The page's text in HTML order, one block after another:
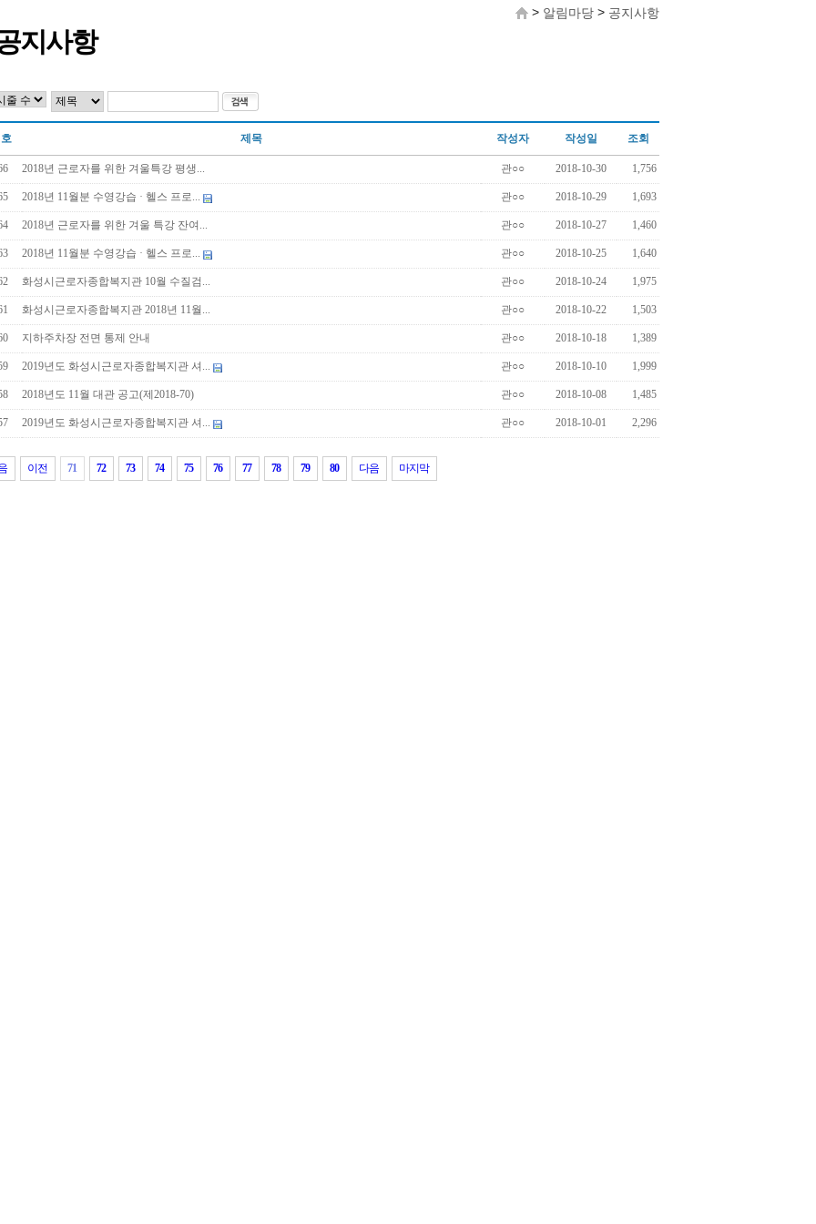
> 알림마당 > 공지사항
지사항
제목 작성자 작성일 조회
2018년 근로자를 위한 겨울특강 평생... 관○○ 2018-10-30 1,756
2018년 11월분 수영강습 · 헬스 프로... 관○○ 2018-10-29 1,693
2018년 근로자를 위한 겨울 특강 잔여... 관○○ 2018-10-27 1,460
2018년 11월분 수영강습 · 헬스 프로... 관○○ 2018-10-25 1,640
화성시근로자종합복지관 10월 수질검... 관○○ 2018-10-24 1,975
화성시근로자종합복지관 2018년 11월... 관○○ 2018-10-22 1,503
지하주차장 전면 통제 안내 관○○ 2018-10-18 1,389
2019년도 화성시근로자종합복지관 셔... 관○○ 2018-10-10 1,999
2018년도 11월 대관 공고(제2018-70) 관○○ 2018-10-08 1,485
2019년도 화성시근로자종합복지관 셔... 관○○ 2018-10-01 2,296
이전 71 72 73 74 75 76 77 78 79 80 다음 마지막